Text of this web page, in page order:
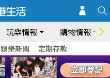
玩樂情報 購物情報
娛樂新聞 定期存款